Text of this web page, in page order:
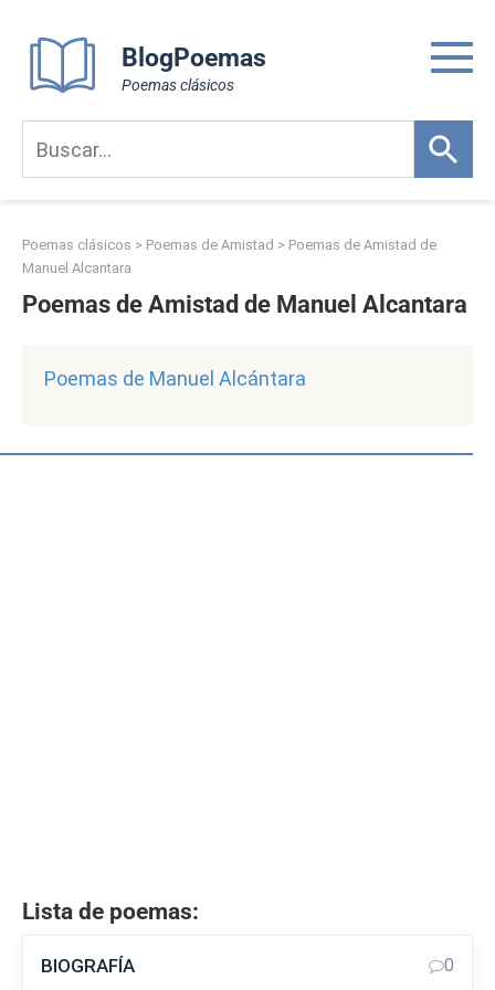
content
BlogPoemas
Poemas clásicos
Poemas clásicos > Poemas de Amistad > Poemas de Amistad de
Manuel Alcantara
Poemas de Amistad de Manuel Alcantara
Poemas de Manuel Alcántara
Lista de poemas:
BIOGRAFÍA 0